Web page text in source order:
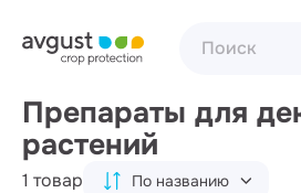
Препараты для
растений
1 товар По названию